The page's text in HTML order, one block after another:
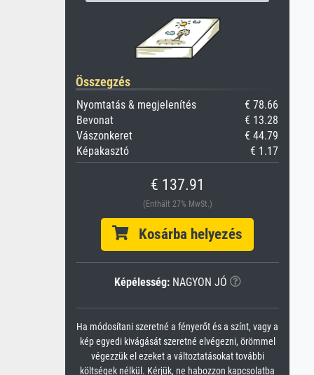
Összegzés
Nyomtatás & megjelenítés
€ 78.66
Bevonat
€ 13.28
Vászonkeret
€ 44.79
Képakasztó
€ 1.17
€ 137.91
(Enthält 27% MwSt.)
Kosárba helyezés
Képélesség:NAGYON JÓ
Ha módosítani szeretné a fényerőt és a színt, vagy a
kép egyedi kivágását szeretné elvégezni, örömmel
végezzük el ezeket a változtatásokat további
költségek nélkül. Kérjük, ne habozzon kapcsolatba